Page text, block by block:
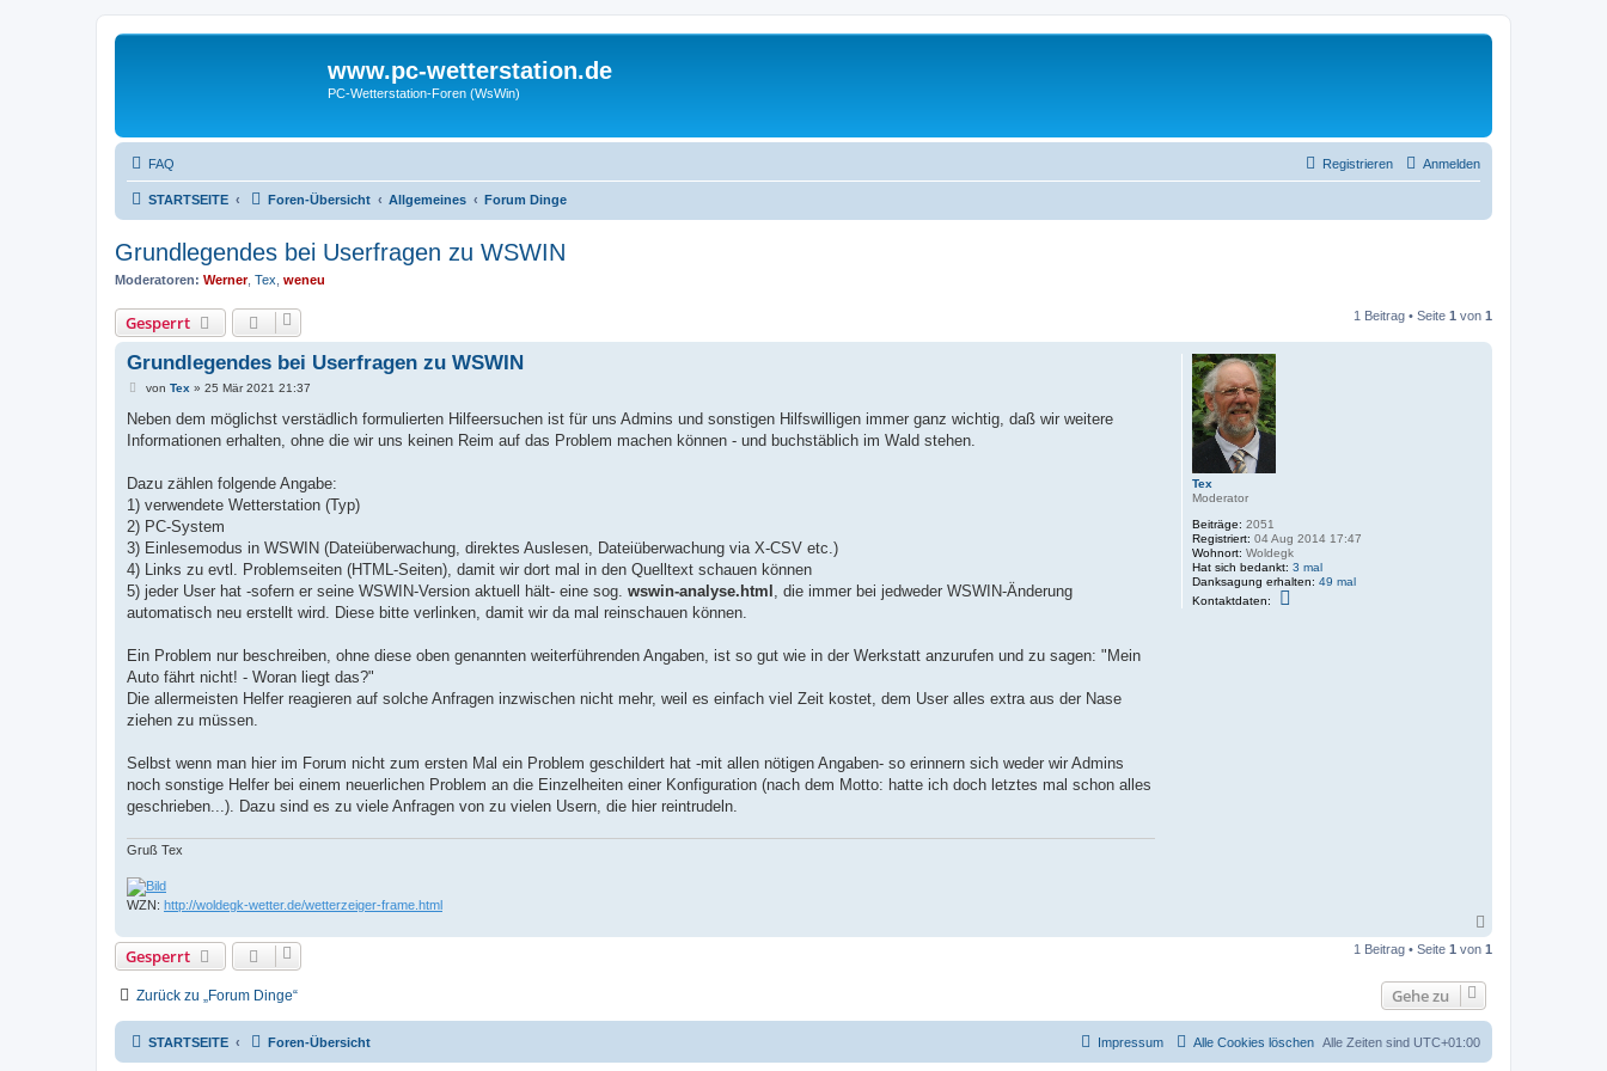
www.pc-wetterstation.de
PC-Wetterstation-Foren (WsWin)
FAQ Anmelden
Registrieren
STARTSEITE Foren-Übersicht Allgemeines Forum Dinge
Grundlegendes bei Userfragen zu WSWIN
Moderatoren: Werner, Tex weneu
Gesperrt 1 Beitrag • Seite 1 von 1
Tex
Moderator
Beiträge: 2051
Registriert: 04 Aug 2014 17:47
Wohnort: Woldegk
Hat sich bedankt: 3 mal
Danksagung erhalten: 49 mal
Kontaktdaten:
Grundlegendes bei Userfragen zu WSWIN
B
i
r
von Tex » 25 Mär 2021 21:37
Neben dem möglichst verstädlich formulierten Hilfeersuchen ist für uns Admins und sonstigen Hilfswilligen immer ganz wichtig, daß wir weitere
Informationen erhalten, ohne die wir uns keinen Reim auf das Problem machen können - und buchstäblich im Wald stehen.
Dazu zählen folgende Angabe:
1) verwendete Wetterstation (Typ)
2) PC-System
3) Einlesemodus in WSWIN (Dateiüberwachung, direktes Auslesen, Dateiüberwachung via X-CSV etc.)
4) Links zu evtl. Problemseiten (HTML-Seiten), damit wir dort mal in den Quelltext schauen können
5) jeder User hat -sofern er seine WSWIN-Version aktuell hält- eine sog. wswin-analyse.html , die immer bei jedweder WSWIN-Änderung
automatisch neu erstellt wird. Diese bitte verlinken, damit wir da mal reinschauen können.
Ein Problem nur beschreiben, ohne diese oben genannten weiterführenden Angaben, ist so gut wie in der Werkstatt anzurufen und zu sagen: "Mein
Auto fährt nicht! - Woran liegt das?"
Die allermeisten Helfer reagieren auf solche Anfragen inzwischen nicht mehr, weil es einfach viel Zeit kostet, dem User alles extra aus der Nase
ziehen zu müssen.
Selbst wenn man hier im Forum nicht zum ersten Mal ein Problem geschildert hat -mit allen nötigen Angaben- so erinnern sich weder wir Admins
noch sonstige Helfer bei einem neuerlichen Problem an die Einzelheiten einer Konfiguration (nach dem Motto: hatte ich doch letztes mal schon alles
geschrieben...). Dazu sind es zu viele Anfragen von zu vielen Usern, die hier reintrudeln.
Gruß Tex
WZN: http://woldegk-wetter.de/wetterzeiger-frame.html
c
Gesperrt 1 Beitrag • Seite 1 von 1
Zurück zu „Forum Dinge“ Gehe zu
STARTSEITE Foren-Übersicht Alle Zeiten sind UTC+01:00
Alle Cookies löschen
Impressum